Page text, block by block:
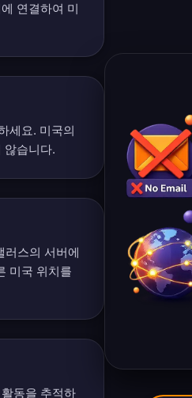
연결하여 미
세요. 미국의
않습니다.
러스의 서버에
미국 위치를
동을 추적하